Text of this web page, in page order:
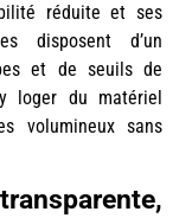
réduite et ses
disposent d’un
et de seuils de
loger du matériel
volumineux sans